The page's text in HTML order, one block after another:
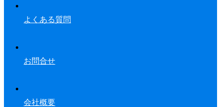
よくある質問
お問合せ
会社概要